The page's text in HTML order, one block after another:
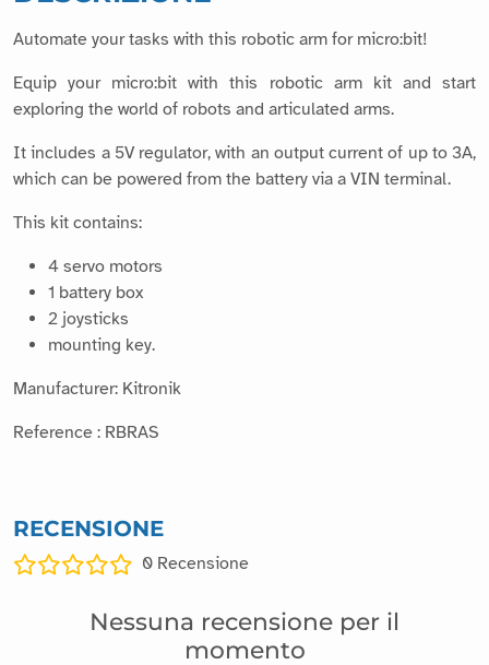
Automate your tasks with this robotic arm for micro:bit!
Equip your micro:bit with this robotic arm kit and start
exploring the world of robots and articulated arms.
It includes a 5V regulator, with an output current of up to 3A,
which can be powered from the battery via a VIN terminal.
This kit contains:
4 servo motors
1 battery box
2 joysticks
mounting key.
Manufacturer: Kitronik
Reference : RBRAS
RECENSIONE
0 Recensione
Nessuna recensione per il
momento